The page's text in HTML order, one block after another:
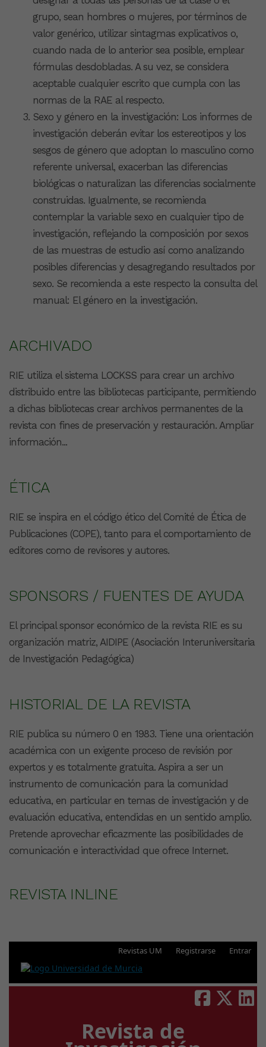
grupo, sean hombres o mujeres, por términos de
valor genérico, utilizar sintagmas explicativos o,
cuando nada de lo anterior sea posible, emplear
fórmulas desdobladas. A su vez, se considera
aceptable cualquier escrito que cumpla con las
normas de la RAE al respecto.
Sexo y género en la investigación: Los informes de
investigación deberán evitar los estereotipos y los
sesgos de género que adoptan lo masculino como
referente universal, exacerban las diferencias
biológicas o naturalizan las diferencias socialmente
construidas. Igualmente, se recomienda
contemplar la variable sexo en cualquier tipo de
investigación, reflejando la composición por sexos
de las muestras de estudio así como analizando
posibles diferencias y desagregando resultados por
sexo. Se recomienda a este respecto la consulta del
manual: El género en la investigación.
ARCHIVADO
RIE utiliza el sistema LOCKSS para crear un archivo
distribuido entre las bibliotecas participante, permitiendo
a dichas bibliotecas crear archivos permanentes de la
revista con fines de preservación y restauración. Ampliar
información...
ÉTICA
RIE se inspira en el código ético del Comité de Ética de
Publicaciones (COPE), tanto para el comportamiento de
editores como de revisores y autores.
SPONSORS / FUENTES DE AYUDA
El principal sponsor económico de la revista RIE es su
organización matriz, AIDIPE (Asociación Interuniversitaria
de Investigación Pedagógica)
HISTORIAL DE LA REVISTA
RIE publica su número 0 en 1983. Tiene una orientación
académica con un exigente proceso de revisión por
expertos y es totalmente gratuita. Aspira a ser un
instrumento de comunicación para la comunidad
educativa, en particular en temas de investigación y de
evaluación educativa, entendidas en un sentido amplio.
Pretende aprovechar eficazmente las posibilidades de
comunicación e interactividad que ofrece Internet.
REVISTA INLINE